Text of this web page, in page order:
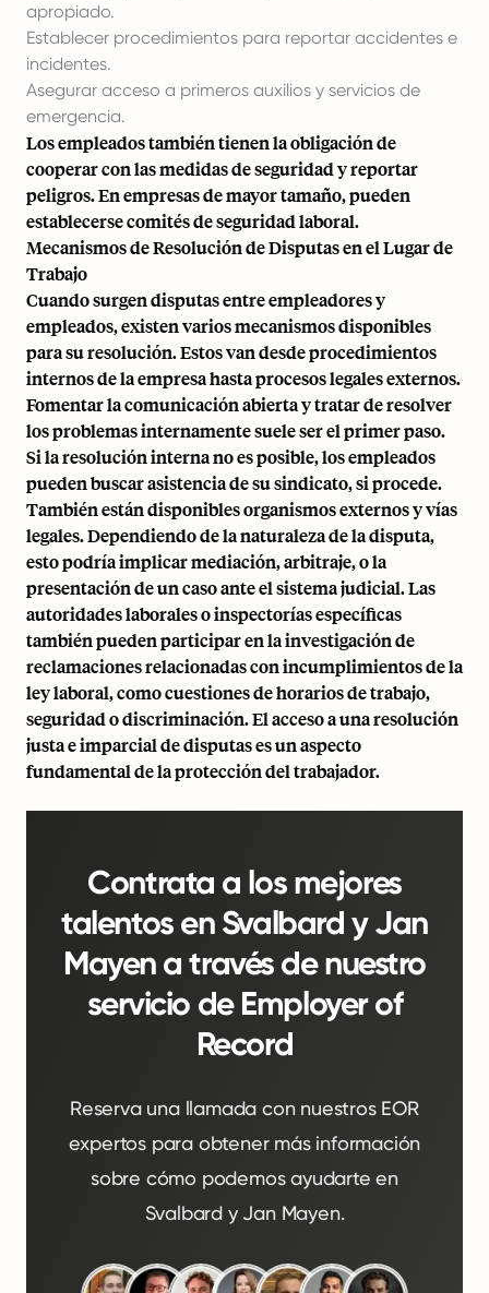
apropiado.
Establecer procedimientos para reportar accidentes e
incidentes.
Asegurar acceso a primeros auxilios y servicios de
emergencia.
Los empleados también tienen la obligación de
cooperar con las medidas de seguridad y reportar
peligros. En empresas de mayor tamaño, pueden
establecerse comités de seguridad laboral.
Mecanismos de Resolución de Disputas en el Lugar de
Trabajo
Cuando surgen disputas entre empleadores y
empleados, existen varios mecanismos disponibles
para su resolución. Estos van desde procedimientos
internos de la empresa hasta procesos legales externos.
Fomentar la comunicación abierta y tratar de resolver
los problemas internamente suele ser el primer paso.
Si la resolución interna no es posible, los empleados
pueden buscar asistencia de su sindicato, si procede.
También están disponibles organismos externos y vías
legales. Dependiendo de la naturaleza de la disputa,
esto podría implicarmediación, arbitraje, o la
presentación de un caso ante el sistema judicial. Las
autoridades laborales o inspectorías específicas
también pueden participar en la investigación de
reclamaciones relacionadas con incumplimientos de la
ley laboral, como cuestiones de horarios de trabajo,
seguridad o discriminación. El acceso a una resolución
justa e imparcial de disputas es un aspecto
fundamental de la protección del trabajador.
Contrata a los mejores
talentos en Svalbard y Jan
Mayen a través de nuestro
servicio de Employer of
Record
Reserva una llamada con nuestros EOR
expertos para obtener más información
sobre cómo podemos ayudarte en
Svalbard y Jan Mayen.